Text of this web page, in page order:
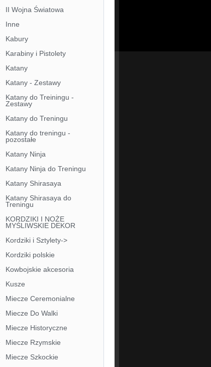
II Wojna Światowa
Inne
Kabury
Karabiny i Pistolety
Katany
Katany - Zestawy
Katany do Treiningu -
Zestawy
Katany do Treningu
Katany do treningu -
pozostałe
Katany Ninja
Katany Ninja do Treningu
Katany Shirasaya
Katany Shirasaya do
Treningu
KORDZIKI I NOŻE
MYŚLIWSKIE DEKOR
Kordziki i Sztylety->
Kordziki polskie
Kowbojskie akcesoria
Kusze
Miecze Ceremonialne
Miecze Do Walki
Miecze Historyczne
Miecze Rzymskie
Miecze Szkockie